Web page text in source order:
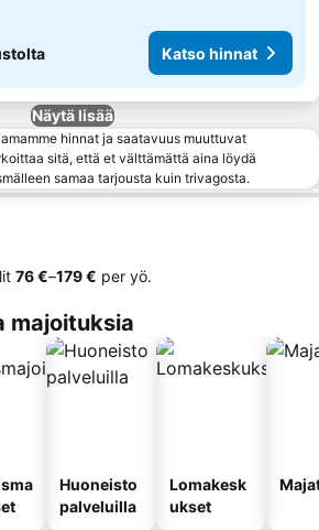
Katso hinnat
Näytä lisää
hinnat ja saatavuus muuttuvat
sitä, että et välttämättä aina löydä
samaa tarjousta kuin trivagosta.
‎76 €–‎179 € per yö.
majoituksia
Huoneisto
palveluilla
Lomakesk
ukset